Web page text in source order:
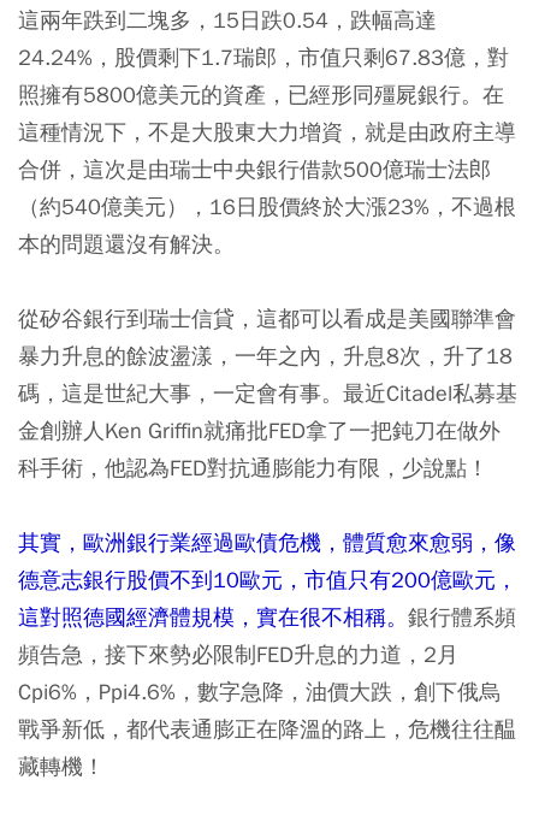
這兩年跌到二塊多，15日跌0.54，跌幅高達
24.24%，股價剩下1.7瑞郎，市值只剩67.83億，對
照擁有5800億美元的資產，已經形同殭屍銀行。在
這種情況下，不是大股東大力增資，就是由政府主導
合併，這次是由瑞士中央銀行借款500億瑞士法郎
（約540億美元），16日股價終於大漲23%，不過根
本的問題還沒有解決。
從矽谷銀行到瑞士信貸，這都可以看成是美國聯準會
暴力升息的餘波盪漾，一年之內，升息8次，升了18
碼，這是世紀大事，一定會有事。最近Citadel私募基
金創辦人Ken Griffin就痛批FED拿了一把鈍刀在做外
科手術，他認為FED對抗通膨能力有限，少說點！
其實，歐洲銀行業經過歐債危機，體質愈來愈弱，像
德意志銀行股價不到10歐元，市值只有200億歐元，
這對照德國經濟體規模，實在很不相稱。 銀行體系頻
頻告急，接下來勢必限制FED升息的力道，2月
Cpi6%，Ppi4.6%，數字急降，油價大跌，創下俄烏
戰爭新低，都代表通膨正在降溫的路上，危機往往醖
藏轉機！